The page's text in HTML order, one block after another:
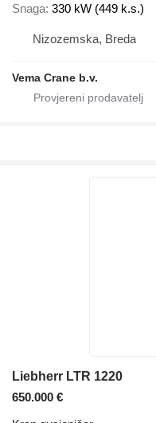
Snaga 330 kW (449 k.s.)
Nizozemska, Breda
Vema Crane b.v.
Liebherr LTR 1220
650.000 €